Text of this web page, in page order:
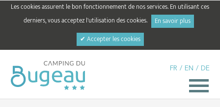
Les cookies assurent le bon fonctionnement de nos services. En utilisant ces
derniers, vous acceptez l'utilisation des cookies.
En savoir plus
✔ Accepter les cookies
FR / EN / DE